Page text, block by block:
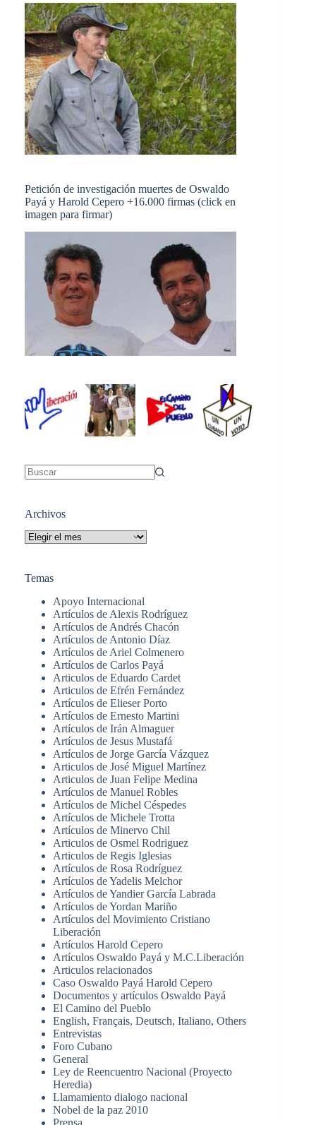
Petición de investigación muertes de Oswaldo
Payá y Harold Cepero +16.000 firmas (click en
imagen para firmar)
Archivos
Archivos
Temas
Apoyo Internacional
Artículos de Alexis Rodríguez
Artículos de Andrés Chacón
Artículos de Antonio Díaz
Artículos de Ariel Colmenero
Artículos de Carlos Payá
Articulos de Eduardo Cardet
Articulos de Efrén Fernández
Artículos de Elieser Porto
Artículos de Ernesto Martini
Artículos de Irán Almaguer
Artículos de Jesus Mustafá
Artículos de Jorge García Vázquez
Articulos de José Miguel Martínez
Articulos de Juan Felipe Medina
Artículos de Manuel Robles
Artículos de Michel Céspedes
Artículos de Michele Trotta
Artículos de Minervo Chil
Articulos de Osmel Rodriguez
Articulos de Regis Iglesias
Artículos de Rosa Rodríguez
Artículos de Yadelis Melchor
Artículos de Yandier García Labrada
Artículos de Yordan Mariño
Artículos del Movimiento Cristiano
Liberación
Artículos Harold Cepero
Artículos Oswaldo Payá y M.C.Liberación
Articulos relacionados
Caso Oswaldo Payá Harold Cepero
Documentos y artículos Oswaldo Payá
El Camino del Pueblo
English, Français, Deutsch, Italiano, Others
Entrevistas
Foro Cubano
General
Ley de Reencuentro Nacional (Proyecto
Heredia)
Llamamiento dialogo nacional
Nobel de la paz 2010